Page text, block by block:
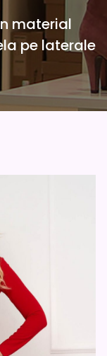
material
pe laterale